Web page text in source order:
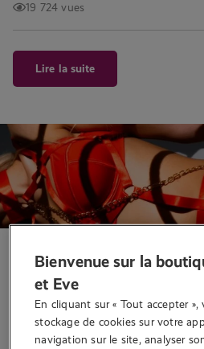
19 724 vues
Lire la suite
Histoire érotique :
collègues très
Sally L
Bienvenue sur la
et Eve
En cliquant sur « Tout accepter
stockage de cookies sur votre
navigation sur le site, analyser